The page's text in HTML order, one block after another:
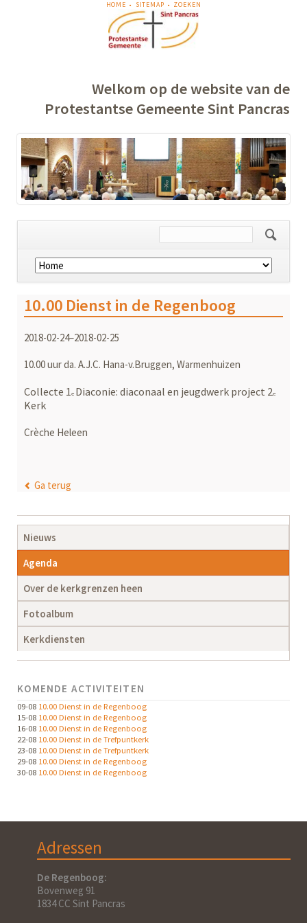
NAVIGATIE
OVERSLAAN
HOME SITEMAP ZOEKEN
Welkom op de website van de
Protestantse Gemeente Sint Pancras
Navigatie
overslaan
10.00 Dienst in de Regenboog
2018-02-24–2018-02-25
10.00 uur da. A.J.C. Hana-v.Bruggen, Warmenhuizen
Collecte 1 e Diaconie: diaconaal en jeugdwerk project 2e
Kerk
Crèche Heleen
Ga terug
Navigatie
overslaan
Nieuws
Agenda
Over de kerkgrenzen heen
Fotoalbum
Kerkdiensten
KOMENDE ACTIVITEITEN
09-08 10.00 Dienst in de Regenboog
15-08 10.00 Dienst in de Regenboog
16-08 10.00 Dienst in de Regenboog
22-08 10.00 Dienst in de Trefpuntkerk
23-08 10.00 Dienst in de Trefpuntkerk
29-08 10.00 Dienst in de Regenboog
30-08 10.00 Dienst in de Regenboog
Adressen
De Regenboog:
Bovenweg 91
1834 CC Sint Pancras